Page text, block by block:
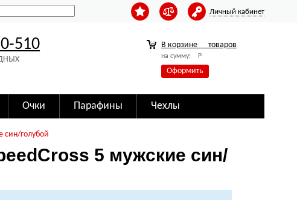
Личный кабинет
510 В корзине товаров
на сумму: Р
Оформить
Очки Парафины Чехлы
син/голубой
5 мужские син/